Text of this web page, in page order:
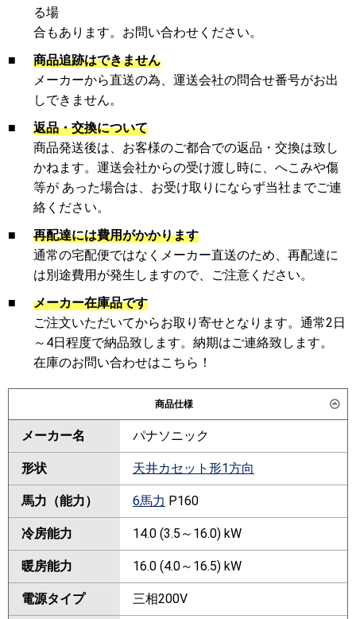
る場
合もあります。お問い合わせください。
■
商品追跡はできません
メーカーから直送の為、運送会社の問合せ番号がお出
しできません。
■
返品・交換について
商品発送後は、お客様のご都合での返品・交換は致し
かねます。運送会社からの受け渡し時に、へこみや傷
等が あった場合は、お受け取りにならず当社までご連
絡ください。
■
再配達には費用がかかります
通常の宅配便ではなくメーカー直送のため、再配達に
は別途費用が発生しますので、ご注意ください。
■
メーカー在庫品です
ご注文いただいてからお取り寄せとなります。通常2日
～4日程度で納品致します。納期はご連絡致します。
在庫のお問い合わせはこちら！
商品仕様
メーカー名 パナソニック
形状 天井カセット形1方向
馬力（能力） 6馬力 P160
冷房能力 14.0 (3.5～16.0) kW
暖房能力 16.0 (4.0～16.5) kW
電源タイプ 三相200V